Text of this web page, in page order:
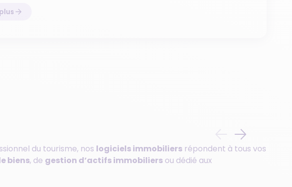
du tourisme, nos logiciels immobiliers répondent à tous vos
biens, de gestion d’actifs immobiliers ou dédié aux